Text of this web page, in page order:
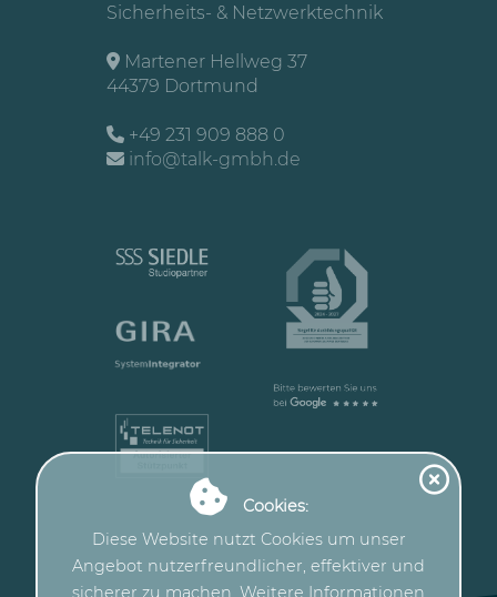
Sicherheits- & Netzwerktechnik
Martener Hellweg 37
44379 Dortmund
+49 231 909 888 0
info@talk-gmbh.de
Cookies:
Diese Website nutzt Cookies um unser
Angebot nutzerfreundlicher, effektiver und
sicherer zu machen. Weitere Informationen